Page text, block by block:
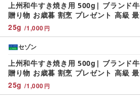
25g /1,000 円
上州和牛すき焼き用 500g| ブランド
贈り物 お歳暮 割烹 プレゼント 高級
州牛 子ども 鍋 年越し 家族 集まり パ
コク 人気 高評価 超人気 赤身 脂 バラ
前橋市
25g /1,000 円
セゾン
上州和牛すき焼き用 500g| ブランド
贈り物 お歳暮 割烹 プレゼント 高級
州牛 子ども 鍋 年越し 家族 集まり パ
コク 人気 高評価 超人気 赤身 脂 バラ